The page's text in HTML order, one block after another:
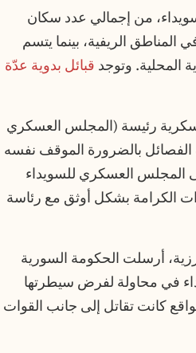
سكان منطقة السويداء، من إجمالي عدد سكان
في المناطق الريفية، بينما يتسم
المحلية. وتوجد قبائل بدوية عدّة
عسكرية رئيسة (المجلس العسكري
الفصائل بالضرورة الموقف نفسه
المجلس العسكري للسويداء
الكرامة بشكل أوثق مع رئاسة
أرسلت الحكومة السورية
في محاولة لفرض سيطرتها
كانت تقاتل إلى جانب القوات